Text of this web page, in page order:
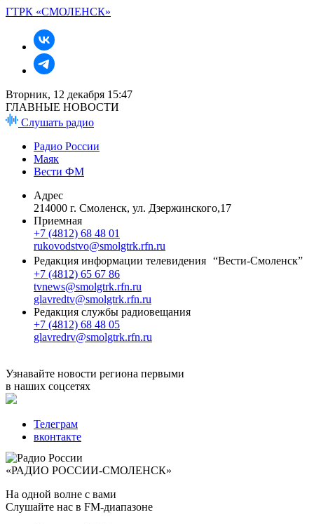
ГТРК «СМОЛЕНСК»
Вторник, 12 декабря 15:47
ГЛАВНЫЕ НОВОСТИ
Слушать радио
Радио России
Маяк
Вести ФМ
Адрес
214000 г. Смоленск, ул. Дзержинского,17
Приемная
+7 (4812) 68 48 01
rukovodstvo@smolgtrk.rfn.ru
Редакция информации телевидения “Вести-Смоленск”
+7 (4812) 65 67 86
tvnews@smolgtrk.rfn.ru
glavredtv@smolgtrk.rfn.ru
Редакция службы радиовещания
+7 (4812) 68 48 05
glavredrv@smolgtrk.rfn.ru
Узнавайте новости региона первыми
в наших соцсетях
Телеграм
вконтакте
«РАДИО РОССИИ-СМОЛЕНСК»
На одной волне с вами
Слушайте нас в FM-диапазоне